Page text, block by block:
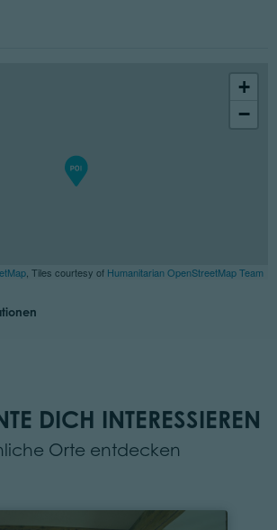
+
−
, Tiles courtesy of Humanitarian OpenStreetMap Team
DICH INTERESSIEREN
Orte entdecken